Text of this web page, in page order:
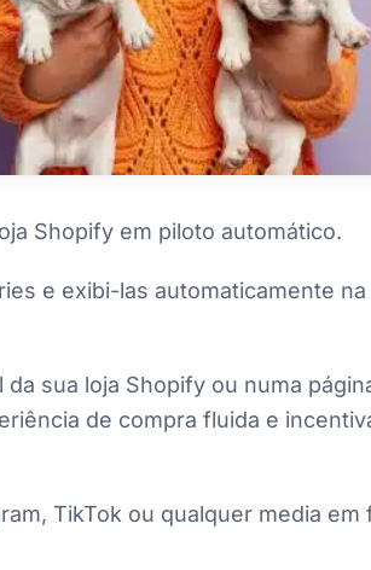
Shopify em piloto automático.
e exibi-las automaticamente
sua loja Shopify ou numa
de compra fluida e
TikTok ou qualquer media